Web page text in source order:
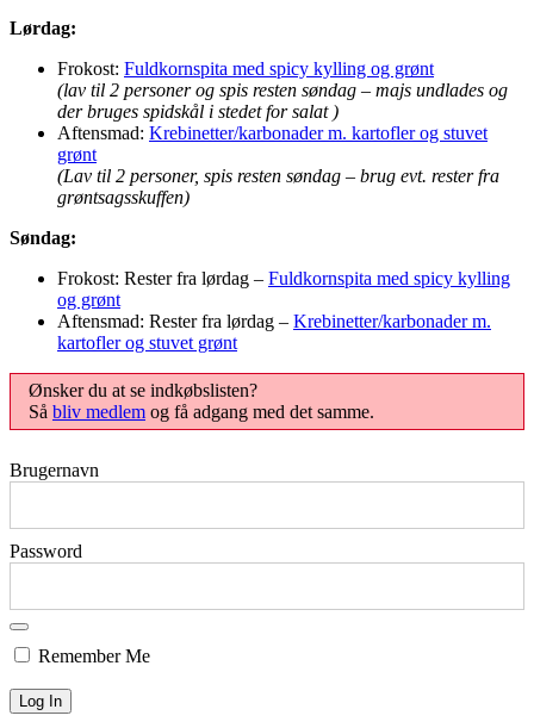
Lørdag:
Frokost: Fuldkornspita med spicy kylling og grønt
(lav til 2 personer og spis resten søndag – majs undlades og
der bruges spidskål i stedet for salat )
Aftensmad: Krebinetter/karbonader m. kartofler og stuvet
grønt
(Lav til 2 personer, spis resten søndag – brug evt. rester fra
grøntsagsskuffen)
Søndag:
Frokost: Rester fra lørdag – Fuldkornspita med spicy kylling
og grønt
Aftensmad: Rester fra lørdag – Krebinetter/karbonader m.
kartofler og stuvet grønt
Ønsker du at se indkøbslisten?
Så bliv medlem og få adgang med det samme.
Brugernavn
Password
Remember Me